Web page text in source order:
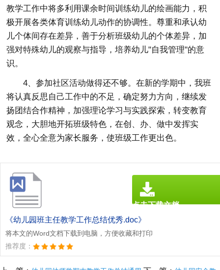
教学工作中将多利用课余时间训练幼儿的绘画能力，积
极开展各类体育训练幼儿动作的协调性。尊重和承认幼
儿个体间存在差异，善于分析班级幼儿的个体差异，加
强对特殊幼儿的观察与指导，培养幼儿"自我管理"的意
识。
4、参加社区活动做得还不够。在新的学期中，我班
将认真反思自己工作中的不足，确定努力方向，继续发
扬团结合作精神，加强理论学习与实践探索，转变教育
观念，大胆地开拓班级特色，在创、办、做中发挥实
效，全心全意为家长服务，使班级工作更出色。
《幼儿园班主任教学工作总结优秀.doc》
将本文的Word文档下载到电脑，方便收藏和打印
推荐度：
点击下载文档
文档为doc格式